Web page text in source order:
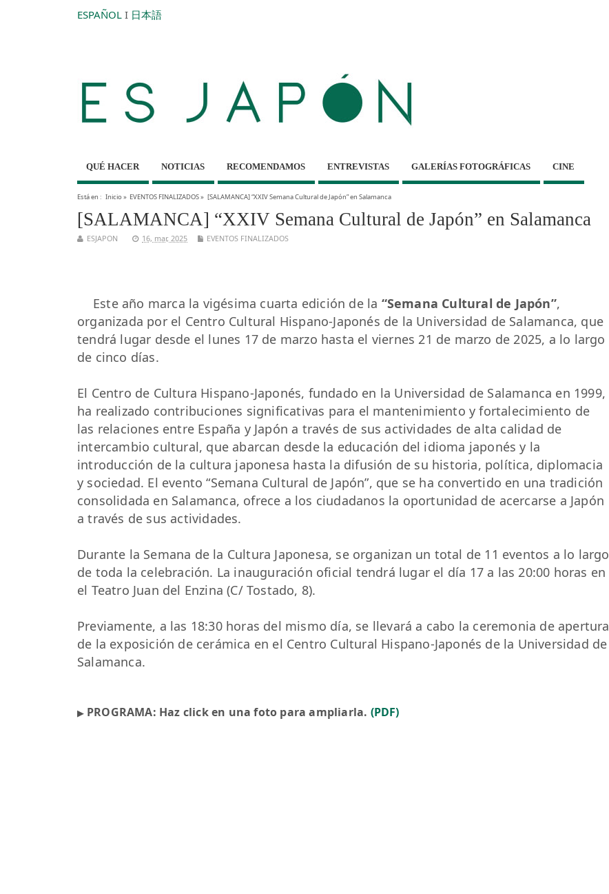
ESPAÑOL I 日本語
QUÉ HACER NOTICIAS RECOMENDAMOS ENTREVISTAS GALERÍAS FOTOGRÁFICAS CINE
Está en : Inicio» EVENTOS FINALIZADOS» [SALAMANCA] “XXIV Semana Cultural de Japón” en Salamanca
[SALAMANCA] “XXIV Semana Cultural de Japón” en Salamanca
ESJAPON 16, mar, 2025 EVENTOS FINALIZADOS
Este año marca la vigésima cuarta edición de la “Semana Cultural de Japón”,
organizada por el Centro Cultural Hispano-Japonés de la Universidad de Salamanca, que
tendrá lugar desde el lunes 17 de marzo hasta el viernes 21 de marzo de 2025, a lo largo
de cinco días.
El Centro de Cultura Hispano-Japonés, fundado en la Universidad de Salamanca en 1999,
ha realizado contribuciones significativas para el mantenimiento y fortalecimiento de
las relaciones entre España y Japón a través de sus actividades de alta calidad de
intercambio cultural, que abarcan desde la educación del idioma japonés y la
introducción de la cultura japonesa hasta la difusión de su historia, política, diplomacia
y sociedad. El evento “Semana Cultural de Japón”, que se ha convertido en una tradición
consolidada en Salamanca, ofrece a los ciudadanos la oportunidad de acercarse a Japón
a través de sus actividades.
Durante la Semana de la Cultura Japonesa, se organizan un total de 11 eventos a lo largo
de toda la celebración. La inauguración oficial tendrá lugar el día 17 a las 20:00 horas en
el Teatro Juan del Enzina (C/ Tostado, 8).
Previamente, a las 18:30 horas del mismo día, se llevará a cabo la ceremonia de apertura
de la exposición de cerámica en el Centro Cultural Hispano-Japonés de la Universidad de
Salamanca.
▶︎ PROGRAMA: Haz click en una foto para ampliarla. (PDF)